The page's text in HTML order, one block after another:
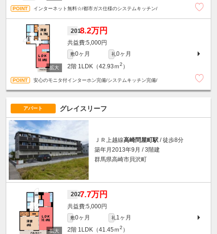
インターネット無料☆/都市ガス仕様のシステムキッチン/
2018.2万円
5,000円
敷0ヶ月 礼0ヶ月
2階 1LDK（42.93ｍ2 ）
安心のモニタ付インターホン完備/システムキッチン完備/
アパート グレイスリーフ
ＪＲ上越線高崎問屋町駅 / 徒歩8分
築年月2013年9月 / 3階建
群馬県高崎市貝沢町
2027.7万円
5,000円
敷0ヶ月 礼1ヶ月
2階 1LDK（41.45ｍ2 ）